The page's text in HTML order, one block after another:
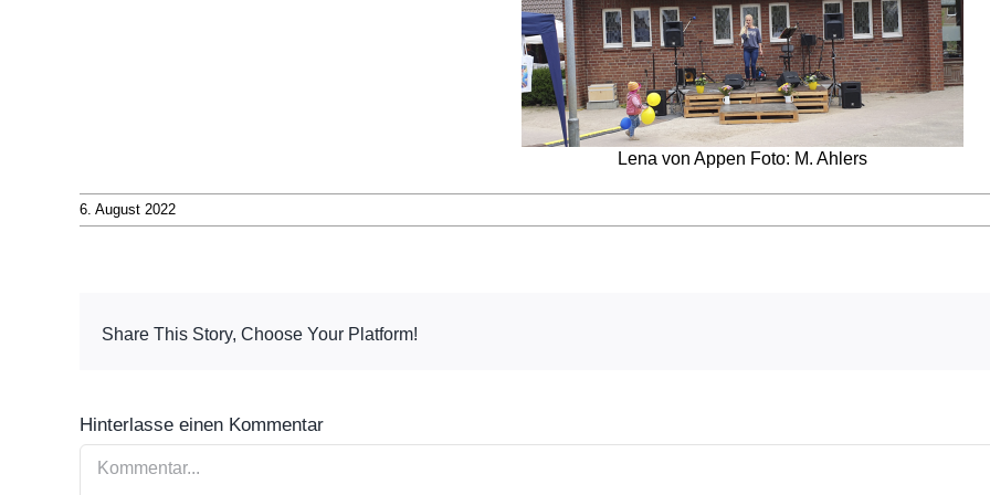
Lena von Appen Foto: M. Ahlers
6. August 2022
Share This Story, Choose Your Platform!
Hinterlasse einen Kommentar